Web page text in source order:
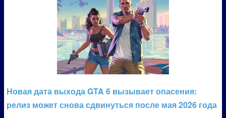
Новая дата выхода GTA 6 вызывает опасения:
релиз может снова сдвинуться после мая 2026 года